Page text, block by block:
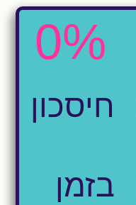
חיסכון
בזמן
%
0